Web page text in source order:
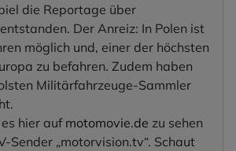
die Reportage über
Der Anreiz: In Polen ist
möglich und, einer der höchsten
zu befahren. Zudem haben
Militärfahrzeuge-Sammler
hier auf motomovie.de zu sehen
Sender „motorvision.tv“. Schaut